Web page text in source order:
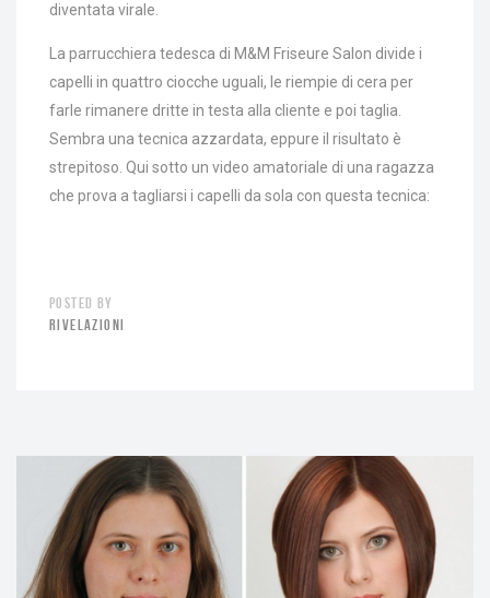
diventata virale.
La parrucchiera tedesca di M&M Friseure Salon divide i
capelli in quattro ciocche uguali, le riempie di cera per
farle rimanere dritte in testa alla cliente e poi taglia.
Sembra una tecnica azzardata, eppure il risultato è
strepitoso. Qui sotto un video amatoriale di una ragazza
che prova a tagliarsi i capelli da sola con questa tecnica:
POSTED BY
RIVELAZIONI